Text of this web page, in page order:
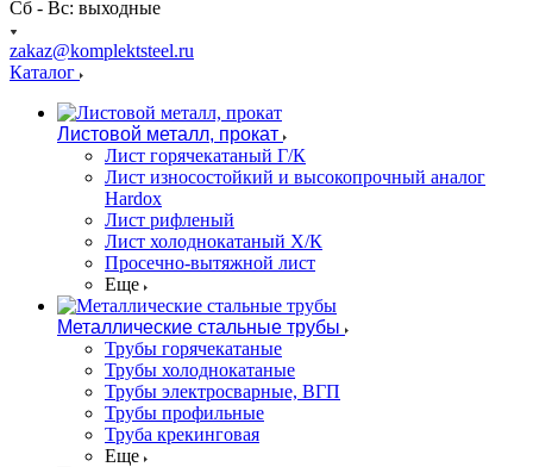
Сб - Вс: выходные
zakaz@komplektsteel.ru
Каталог
Листовой металл, прокат
Лист горячекатаный Г/К
Лист износостойкий и высокопрочный аналог
Hardox
Лист рифленый
Лист холоднокатаный Х/К
Просечно-вытяжной лист
Еще
Металлические стальные трубы
Трубы горячекатаные
Трубы холоднокатаные
Трубы электросварные, ВГП
Трубы профильные
Труба крекинговая
Еще